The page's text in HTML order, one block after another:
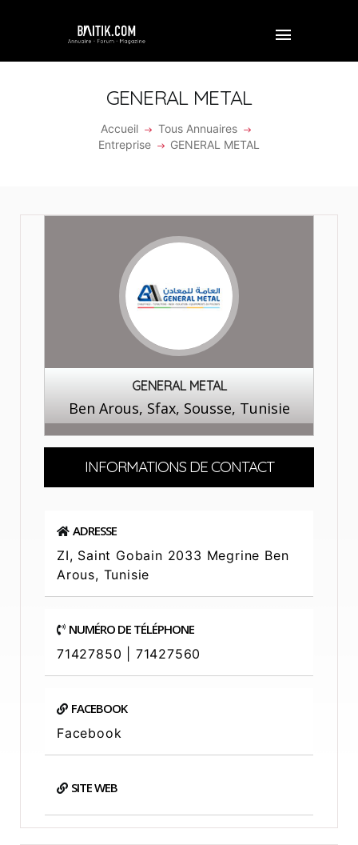
GENERAL METAL
Accueil
Tous Annuaires
Entreprise
GENERAL METAL
ACCUEIL
ENTREPRISE
REJOINDRE BAITIK
GENERAL METAL
Ben Arous, Sfax, Sousse, Tunisie
INFORMATIONS DE CONTACT
ADRESSE
ZI, Saint Gobain 2033 Megrine Ben
Arous, Tunisie
NUMÉRO DE TÉLÉPHONE
71427850 | 71427560
FACEBOOK
Facebook
SITE WEB